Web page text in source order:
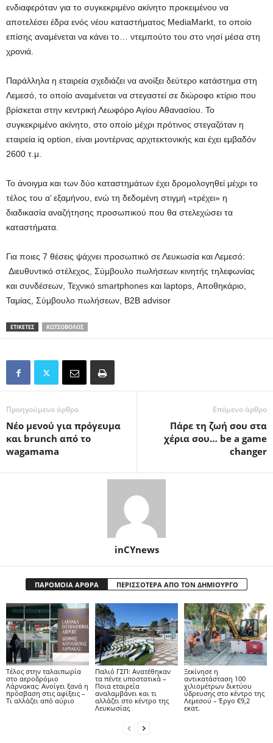
ενδιαφερόταν για το συγκεκριμένο ακίνητο προκειμένου να
αποτελέσει έδρα ενός νέου καταστήματος MediaMarkt, το οποίο
επίσης αναμένεται να κάνει το… ντεμπούτο του στο νησί μέσα στη
χρονιά.
Παράλληλα η εταιρεία σχεδιάζει να ανοίξει δεύτερο κατάστημα στη
Λεμεσό, το οποίο αναμένεται να στεγαστεί σε διώροφο κτίριο που
βρίσκεται στην κεντρική Λεωφόρο Αγίου Αθανασίου. Το
συγκεκριμένο ακίνητο, στο οποίο μέχρι πρότινος στεγαζόταν η
εταιρεία iq option, είναι μοντέρνας αρχιτεκτονικής και έχει εμβαδόν
2600 τ.μ.
Το άνοιγμα και των δύο καταστημάτων έχει δρομολογηθεί μέχρι το
τέλος του α’ εξαμήνου, ενώ τη δεδομένη στιγμή «τρέχει» η
διαδικασία αναζήτησης προσωπικού που θα στελεχώσει τα
καταστήματα.
Για ποιες 7 θέσεις ψάχνει προσωπικό σε Λευκωσία και Λεμεσό:
Διευθυντικό στέλεχος, Σύμβουλο πωλήσεων κινητής τηλεφωνίας
και συνδέσεων, Τεχνικό smartphones και laptops, Αποθηκάριο,
Ταμίας, Σύμβουλο πωλήσεων, B2B advisor
ΕΤΙΚΕΤΕΣ ΚΩΤΣΌΒΟΛΟΣ
Προηγούμενο άρθρο
Nέο μενού για πρόγευμα
και brunch από το
wagamama
Επόμενο άρθρο
Πάρε τη ζωή σου στα
χέρια σου… be a game
changer
inCYnews
ΠΑΡΟΜΟΙΑ ΑΡΘΡΑ ΠΕΡΙΣΣΟΤΕΡΑ ΑΠΟ ΤΟΝ ΔΗΜΙΟΥΡΓΟ
Tέλος στην ταλαιπωρία
στο αεροδρόμιο
Λάρνακας: Ανοίγει ξανά η
πρόσβαση στις αφίξεις –
Τι αλλάζει από αύριο
Παλιό ΓΣΠ: Ανατέθηκαν
τα πέντε υποστατικά –
Ποια εταιρεία
αναλαμβάνει και τι
αλλάζει στο κέντρο της
Λευκωσίας
Ξεκίνησε η
αντικατάσταση 100
χιλιομέτρων δικτύου
ύδρευσης στο κέντρο της
Λεμεσού – Έργο €9,2
εκατ.